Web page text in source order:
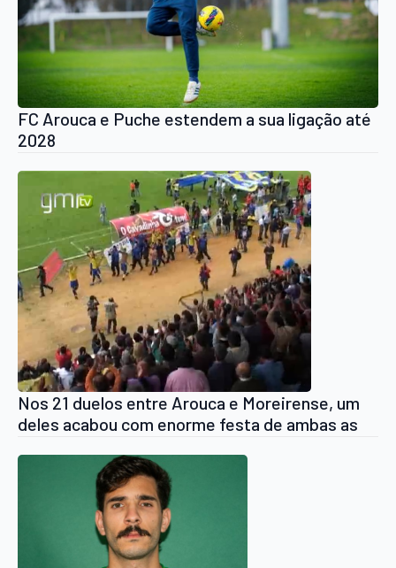
FC Arouca e Puche estendem a sua ligação até
2028
Nos 21 duelos entre Arouca e Moreirense, um
deles acabou com enorme festa de ambas as